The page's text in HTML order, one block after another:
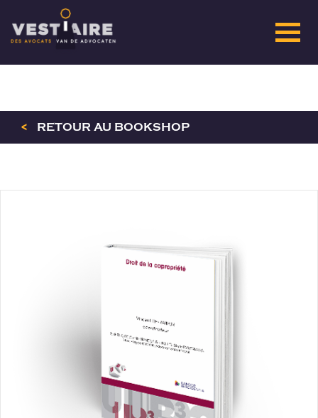
< RETOUR AU BOOKSHOP